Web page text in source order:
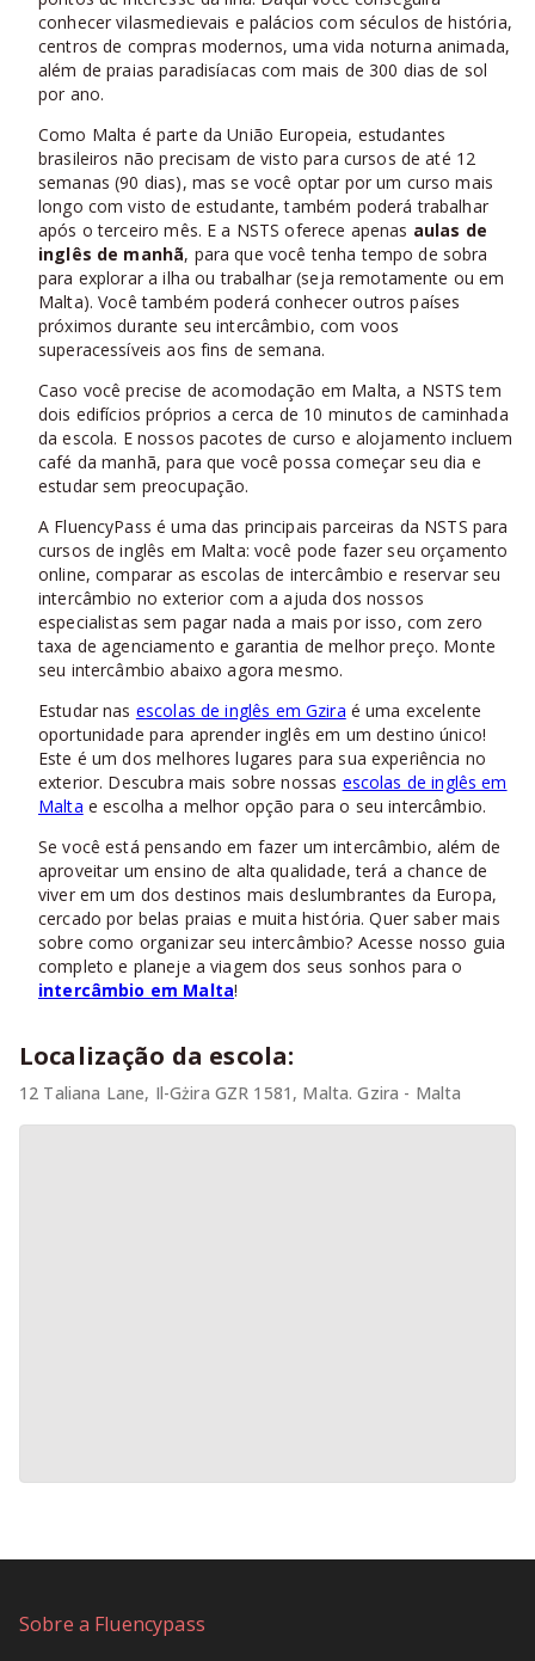
conhecer vilasmedievais e palácios com séculos de história,
centros de compras modernos, uma vida noturna animada,
além de praias paradisíacas com mais de 300 dias de sol
por ano.
Como Malta é parte da União Europeia, estudantes
brasileiros não precisam de visto para cursos de até 12
semanas (90 dias), mas se você optar por um curso mais
longo com visto de estudante, também poderá trabalhar
após o terceiro mês. E a NSTS oferece apenas aulas de
inglês de manhã, para que você tenha tempo de sobra
para explorar a ilha ou trabalhar (seja remotamente ou em
Malta). Você também poderá conhecer outros países
próximos durante seu intercâmbio, com voos
superacessíveis aos fins de semana.
Caso você precise de acomodação em Malta, a NSTS tem
dois edifícios próprios a cerca de 10 minutos de caminhada
da escola. E nossos pacotes de curso e alojamento incluem
café da manhã, para que você possa começar seu dia e
estudar sem preocupação.
A FluencyPass é uma das principais parceiras da NSTS para
cursos de inglês em Malta: você pode fazer seu orçamento
online, comparar as escolas de intercâmbio e reservar seu
intercâmbio no exterior com a ajuda dos nossos
especialistas sem pagar nada a mais por isso, com zero
taxa de agenciamento e garantia de melhor preço. Monte
seu intercâmbio abaixo agora mesmo.
Estudar nas escolas de inglês em Gzira é uma excelente
oportunidade para aprender inglês em um destino único!
Este é um dos melhores lugares para sua experiência no
exterior. Descubra mais sobre nossas escolas de inglês em
Malta e escolha a melhor opção para o seu intercâmbio.
Se você está pensando em fazer um intercâmbio, além de
aproveitar um ensino de alta qualidade, terá a chance de
viver em um dos destinos mais deslumbrantes da Europa,
cercado por belas praias e muita história. Quer saber mais
sobre como organizar seu intercâmbio? Acesse nosso guia
completo e planeje a viagem dos seus sonhos para o
intercâmbio em Malta!
Localização da escola:
12 Taliana Lane, Il-Gżira GZR 1581, Malta. Gzira - Malta
Sobre a Fluencypass